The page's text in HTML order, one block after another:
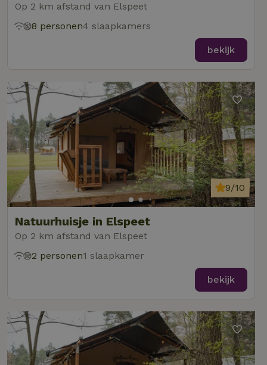
Op 2 km afstand van Elspeet
8 personen4 slaapkamers
bekijk
Natuurhuisje in Elspeet
Op 2 km afstand van Elspeet
9/10
2 personen1 slaapkamer
bekijk